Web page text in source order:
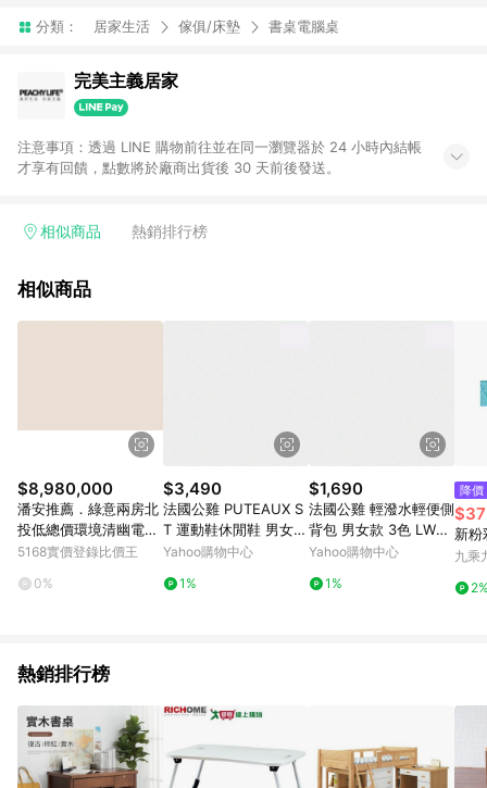
分類： 居家生活 傢俱/床墊 書桌電腦桌
完美主義居家
注意事項：透過 LINE 購物前往並在同一瀏覽器於 24 小時內結帳
才享有回饋，點數將於廠商出貨後 30 天前後發送。
相似商品 熱銷排行榜
相似商品
$8,980,000
潘安推薦．綠意兩房北
投低總價環境清幽電梯
美宅｜台北市北投區溫
5168實價登錄比價王
0%
$3,490
法國公雞 PUTEAUX S
T 運動鞋休閒鞋 男女鞋
2色 LJY73102
Yahoo購物中心
1%
$1,690
法國公雞 輕潑水輕便側
背包 男女款 3色 LWY0
3102
Yahoo購物中心
1%
降價
$37
新
九乘
熱銷排行榜